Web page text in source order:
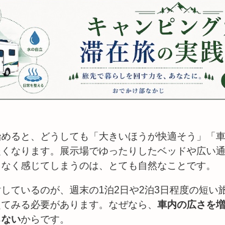
ると、どうしても「大きいほうが快適そう」「
なります。展示場でゆったりしたベッドや広い
く感じてしまうのは、とても自然なことです。
ているのが、週末の1泊2日や2泊3日程度の短い
みる必要があります。なぜなら、 車内の広さを
いからです。